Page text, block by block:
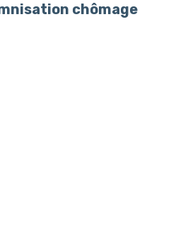
chômage